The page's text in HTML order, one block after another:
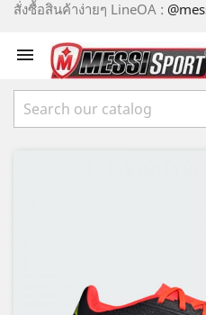
สั่งซื้อสินค้าง่ายๆ LineOA :
